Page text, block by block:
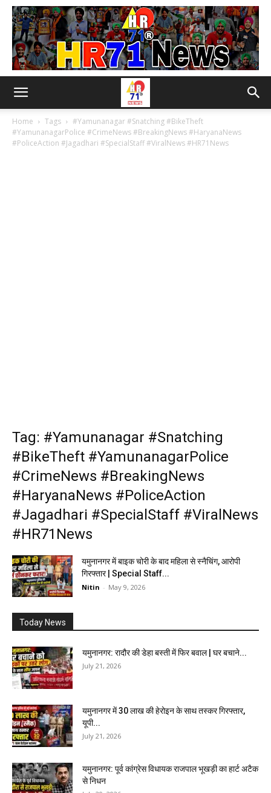
Home Tags
#Yamunanagar #Snatching #BikeTheft
#YamunanagarPolice #CrimeNews #BreakingNews #HaryanaNews
#PoliceAction #Jagadhari #SpecialStaff #ViralNews #HR71News
Tag: #Yamunanagar #Snatching
#BikeTheft #YamunanagarPolice
#CrimeNews #BreakingNews
#HaryanaNews #PoliceAction
#Jagadhari #SpecialStaff #ViralNews
#HR71News
यमुनानगर में बाइक चोरी के बाद महिला से स्नैचिंग, आरोपी
गिरफ्तार | Special Staff...
Nitin - May 9, 2026
Today News
यमुनानगर: रादौर की डेहा बस्ती में फिर बवाल | घर बचाने...
July 21, 2026
यमुनानगर में 30 लाख की हेरोइन के साथ तस्कर गिरफ्तार,
यूपी...
July 21, 2026
यमुनानगर: पूर्व कांग्रेस विधायक राजपाल भूखड़ी का हार्ट अटैक
से निधन